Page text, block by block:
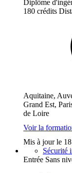
Diplôme
180 crédits
Aquitaine,
Grand Est,
de Loire
Voir la
Mis à jour le
Sécurité
Entrée Sans